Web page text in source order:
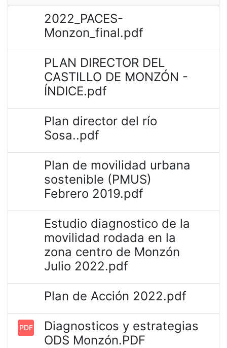
2022_PACES-
Monzon_final.pdf
PLAN DIRECTOR DEL
CASTILLO DE MONZÓN -
ÍNDICE.pdf
Plan director del río
Sosa..pdf
Plan de movilidad urbana
sostenible (PMUS)
Febrero 2019.pdf
Estudio diagnostico de la
movilidad rodada en la
zona centro de Monzón
Julio 2022.pdf
Plan de Acción 2022.pdf
PDF
Diagnosticos y estrategias
ODS Monzón.PDF